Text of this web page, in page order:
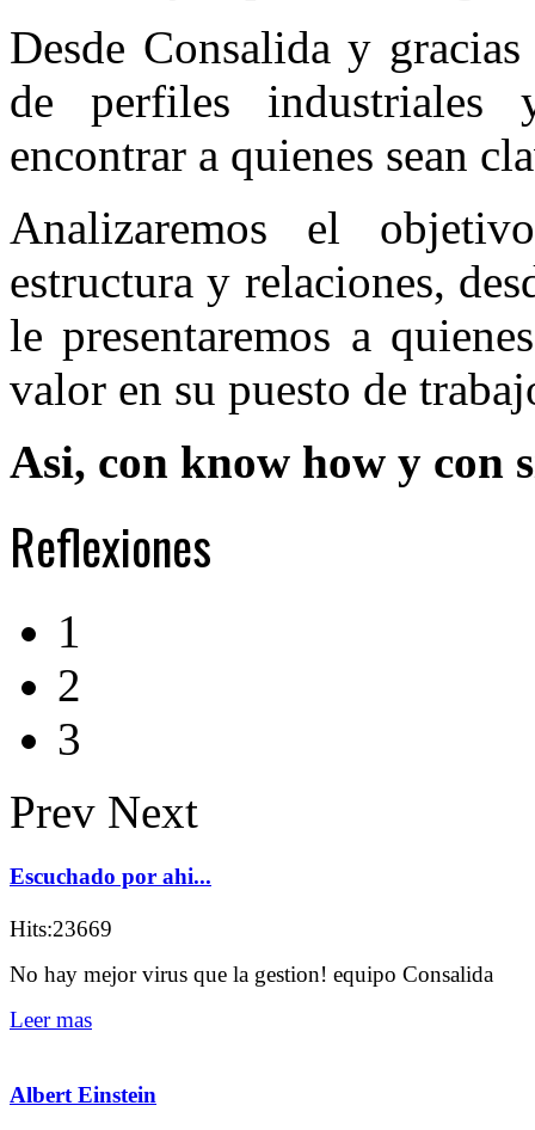
Desde Consalida y
de perfiles industriales
encontrar a quienes sean
Analizaremos el
estructura y relaciones,
le presentaremos a
valor en su puesto de
Asi, con know how y con
Reflexiones
1
2
3
Prev Next
Escuchado por ahi...
Hits:23669
No hay mejor virus que la gestion! equipo Consalida
Leer mas
Albert Einstein